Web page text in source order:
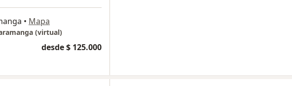
• Mapa
(virtual)
desde $ 125.000